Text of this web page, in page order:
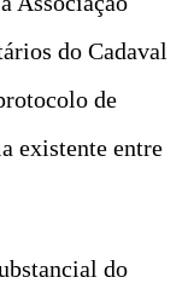
do Cadaval
de
existente entre
do